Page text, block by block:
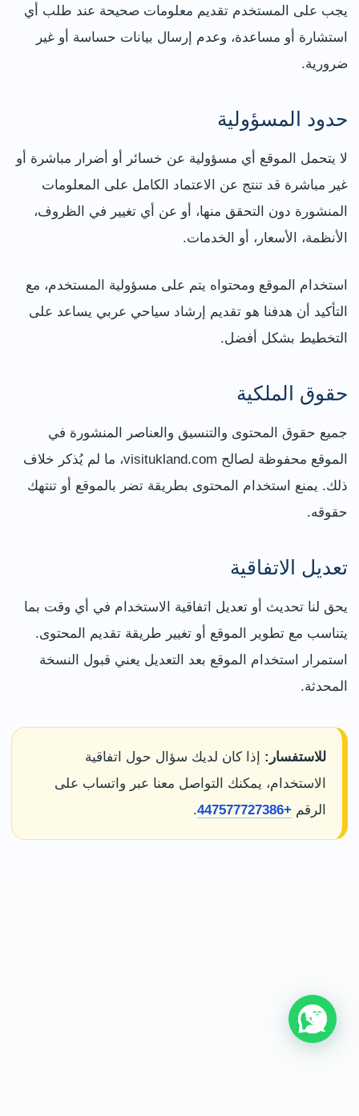
يجب على المستخدم تقديم معلومات صحيحة عند طلب أي
استشارة أو مساعدة، وعدم إرسال بيانات حساسة أو غير
ضرورية.
حدود المسؤولية
لا يتحمل الموقع أي مسؤولية عن خسائر أو أضرار مباشرة أو
غير مباشرة قد تنتج عن الاعتماد الكامل على المعلومات
المنشورة دون التحقق منها، أو عن أي تغيير في الظروف،
الأنظمة، الأسعار، أو الخدمات.
استخدام الموقع ومحتواه يتم على مسؤولية المستخدم، مع
التأكيد أن هدفنا هو تقديم إرشاد سياحي عربي يساعد على
التخطيط بشكل أفضل.
حقوق الملكية
جميع حقوق المحتوى والتنسيق والعناصر المنشورة في
الموقع محفوظة لصالح visitukland.com، ما لم يُذكر خلاف
ذلك. يمنع استخدام المحتوى بطريقة تضر بالموقع أو تنتهك
حقوقه.
تعديل الاتفاقية
يحق لنا تحديث أو تعديل اتفاقية الاستخدام في أي وقت بما
يتناسب مع تطوير الموقع أو تغيير طريقة تقديم المحتوى.
استمرار استخدام الموقع بعد التعديل يعني قبول النسخة
المحدثة.
للاستفسار: إذا كان لديك سؤال حول اتفاقية
الاستخدام، يمكنك التواصل معنا عبر واتساب على
الرقم +447577727386
.